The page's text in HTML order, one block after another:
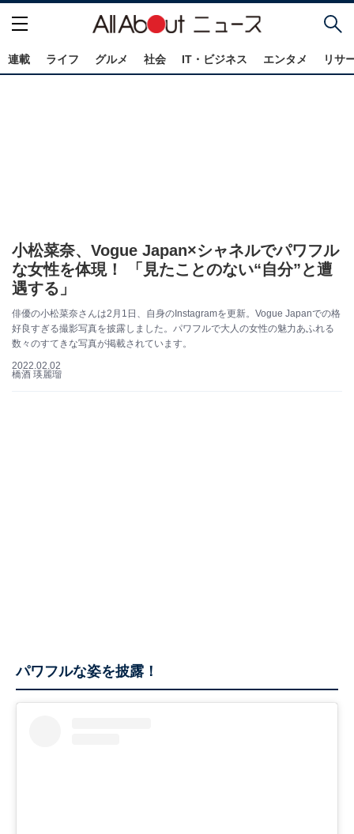
連載 ライフ グルメ 社会 IT・ビジネス エンタメ リサ
小松菜奈、Vogue Japan×シャネルでパワフル
な女性を体現！ 「見たことのない“自分”と遭
遇する」
俳優の小松菜奈さんは2月1日、自身のInstagramを更新。Vogue Japanでの格
好良すぎる撮影写真を披露しました。パワフルで大人の女性の魅力あふれる
数々のすてきな写真が掲載されています。
2022.02.02
橋酒 瑛麗瑠
パワフルな姿を披露！